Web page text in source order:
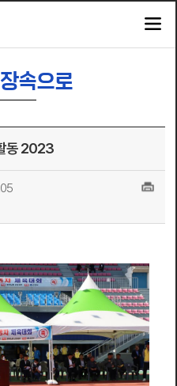
속으로
동 2023